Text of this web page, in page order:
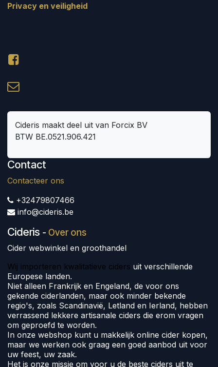
Privacy en veiligheid
Cideris maakt deel uit van Forcix BV
BTW BE.0521.906.421
Contact
Contacteer ons
+32479807466
info@cideris.be
Cideris - Over ons
Cider webwinkel en groothandel
Wij importeren kwalitatieve ciders uit verschillende
Europese landen.
Niet alleen Frankrijk en Engeland, de voor ons
gekende ciderlanden, maar ook minder bekende
regio's, zoals Scandinavië, Letland en Ierland, hebben
verrassend lekkere artisanale ciders die erom vragen
om geproefd te worden.
In onze webshop kunt u makkelijk online cider kopen,
maar we werken ook graag een goed aanbod uit voor
uw feest, uw zaak.
Het is onze missie om voor u de beste ciders uit te